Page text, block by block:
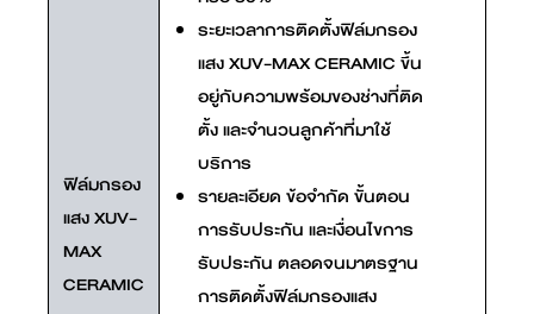
ฟิล์มกรอง
แสง XUV-
MAX
CERAMIC
ระยะเวลาการติดตั้งฟิล์มกรอง
แสง XUV-MAX CERAMIC ขึ้น
อยู่กับความพร้อมของช่างที่ติด
ตั้ง และจำนวนลูกค้าที่มาใช้
บริการ
รายละเอียด ข้อจำกัด ขั้นตอน
การรับประกัน และเงื่อนไขการ
รับประกัน ตลอดจนมาตรฐาน
การติดตั้งฟิล์มกรองแสง